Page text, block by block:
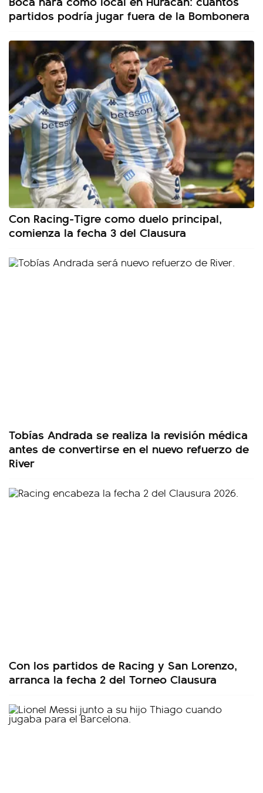
partidos podría jugar fuera de la Bombonera
Con Racing-Tigre como duelo principal,
comienza la fecha 3 del Clausura
Tobías Andrada se realiza la revisión médica
antes de convertirse en el nuevo refuerzo de
River
Con los partidos de Racing y San Lorenzo,
arranca la fecha 2 del Torneo Clausura